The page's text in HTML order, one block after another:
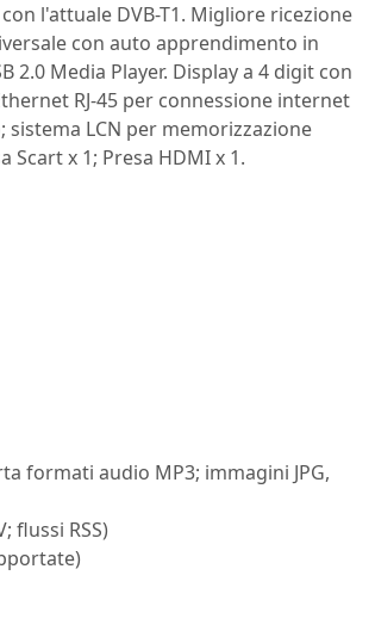
l'attuale DVB-T1. Migliore ricezione
con auto apprendimento in
2.0 Media Player. Display a 4 digit con
RJ-45 per connessione internet
LCN per memorizzazione
x 1; Presa HDMI x 1.
formati audio MP3; immagini JPG,
flussi RSS)